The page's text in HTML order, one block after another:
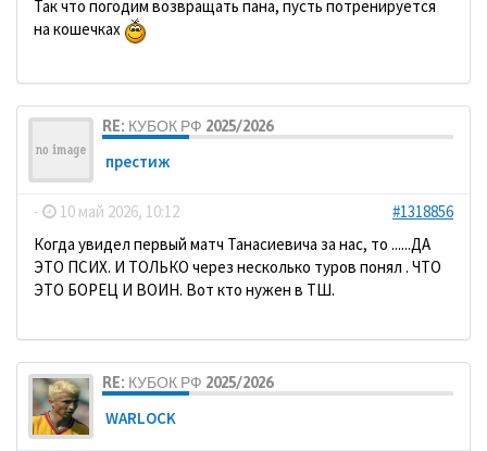
Так что погодим возвращать пана, пусть потренируется
на кошечках
RE: КУБОК РФ 2025/2026
престиж
- 10 май 2026, 10:12
#1318856
Когда увидел первый матч Танасиевича за нас, то ......ДА
ЭТО ПСИХ. И ТОЛЬКО через несколько туров понял . ЧТО
ЭТО БОРЕЦ И ВОИН. Вот кто нужен в ТШ.
RE: КУБОК РФ 2025/2026
WARLOCK